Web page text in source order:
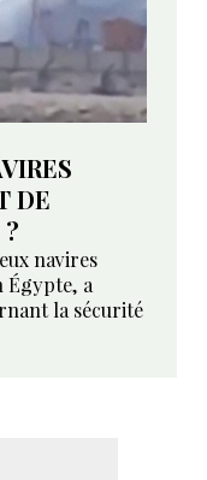
DE
navires
Égypte, a
la sécurité